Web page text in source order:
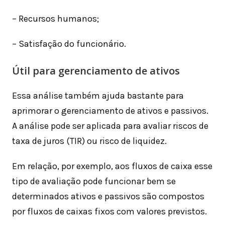
– Recursos humanos;
– Satisfação do funcionário.
Útil para gerenciamento de ativos
Essa análise também ajuda bastante para
aprimorar o gerenciamento de ativos e passivos.
A análise pode ser aplicada para avaliar riscos de
taxa de juros (TIR) ​​ou risco de liquidez.
Em relação, por exemplo, aos fluxos de caixa esse
tipo de avaliação pode funcionar bem se
determinados ativos e passivos são compostos
por fluxos de caixas fixos com valores previstos.